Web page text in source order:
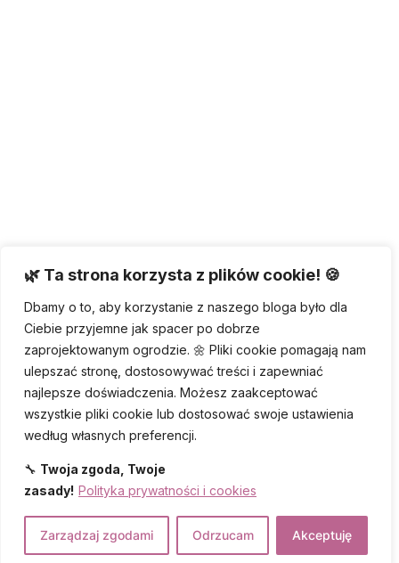
🌿 Ta strona korzysta z plików cookie! 🍪
Dbamy o to, aby korzystanie z naszego bloga było dla
Ciebie przyjemne jak spacer po dobrze
zaprojektowanym ogrodzie. 🌼 Pliki cookie pomagają nam
ulepszać stronę, dostosowywać treści i zapewniać
najlepsze doświadczenia. Możesz zaakceptować
wszystkie pliki cookie lub dostosować swoje ustawienia
według własnych preferencji.
🔧 Twoja zgoda, Twoje
zasady! Polityka prywatności i cookies
Zarządzaj zgodami Odrzucam Akceptuję